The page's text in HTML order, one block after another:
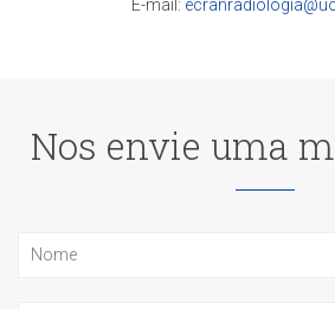
E-mail:
Nos envie uma